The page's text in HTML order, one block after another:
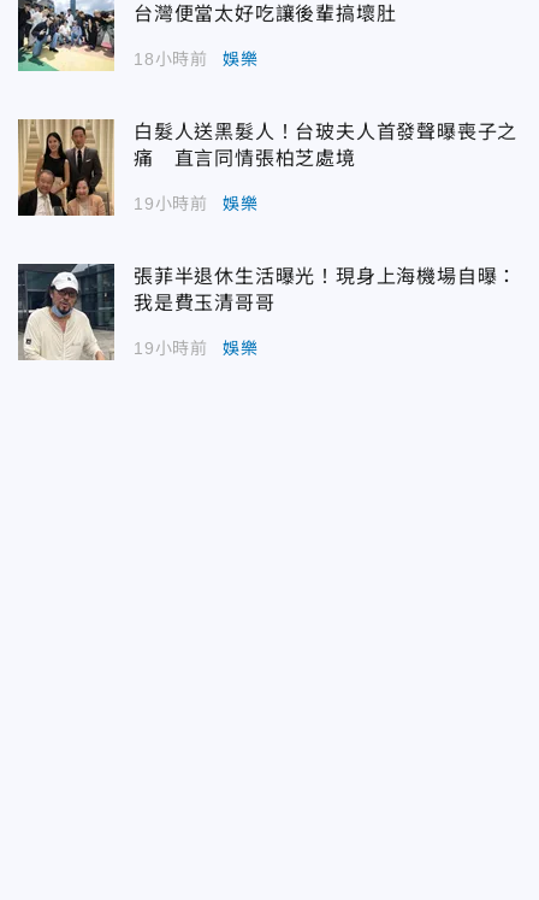
台灣便當太好吃讓後輩搞壞肚
18小時前 娛樂
白髮人送黑髮人！台玻夫人首發聲曝喪子之
痛 直言同情張柏芝處境
19小時前 娛樂
張菲半退休生活曝光！現身上海機場自曝：
我是費玉清哥哥
19小時前 娛樂